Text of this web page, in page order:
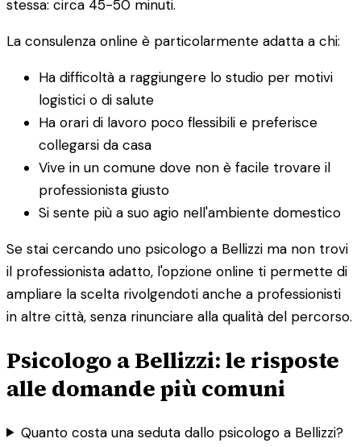
stessa: circa 45-50 minuti.
La consulenza online è particolarmente adatta a chi:
Ha difficoltà a raggiungere lo studio per motivi
logistici o di salute
Ha orari di lavoro poco flessibili e preferisce
collegarsi da casa
Vive in un comune dove non è facile trovare il
professionista giusto
Si sente più a suo agio nell'ambiente domestico
Se stai cercando uno psicologo a Bellizzi ma non trovi
il professionista adatto, l'opzione online ti permette di
ampliare la scelta rivolgendoti anche a professionisti
in altre città, senza rinunciare alla qualità del percorso.
Psicologo a Bellizzi: le risposte
alle domande più comuni
Quanto costa una seduta dallo psicologo a Bellizzi?